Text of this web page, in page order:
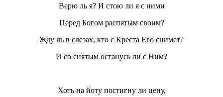
Верю ль я? И стою ли я с ними
Перед Богом распятым своим?
Жду ль в слезах, кто с Креста Его снимет?
И со снятым останусь ли с Ним?
Хоть на йоту постигну ли цену,